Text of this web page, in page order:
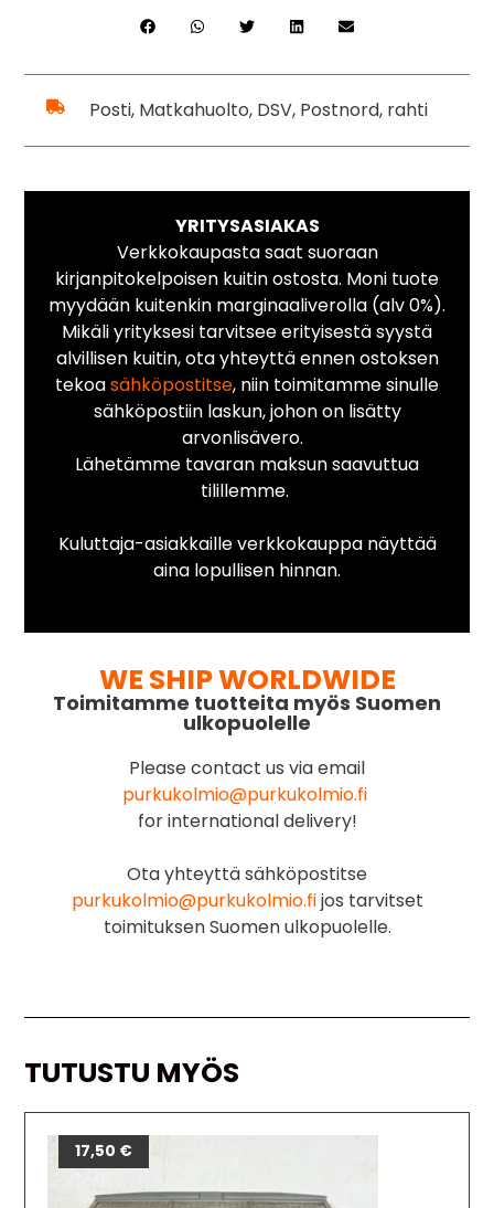
Posti, Matkahuolto, DSV, Postnord, rahti
YRITYSASIAKAS
Verkkokaupasta saat suoraan
kirjanpitokelpoisen kuitin ostosta. Moni tuote
myydään kuitenkin marginaaliverolla (alv 0%).
Mikäli yrityksesi tarvitsee erityisestä syystä
alvillisen kuitin, ota yhteyttä ennen ostoksen
tekoasähköpostitse, niin toimitamme sinulle
sähköpostiin laskun, johon on lisätty
arvonlisävero.
Lähetämme tavaran maksun saavuttua
tilillemme.
Kuluttaja-asiakkaille verkkokauppa näyttää
aina lopullisen hinnan.
WE SHIP WORLDWIDE
Toimitamme tuotteita myös Suomen
ulkopuolelle
Please contact us via email
purkukolmio@purkukolmio.fi
for international delivery!
Ota yhteyttä sähköpostitse
purkukolmio@purkukolmio.fijos tarvitset
toimituksen Suomen ulkopuolelle.
TUTUSTU MYÖS
17,50 €